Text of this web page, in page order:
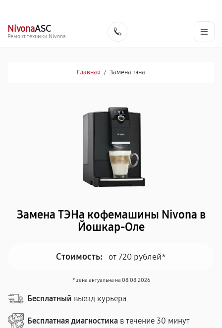
NivonaASC
Ремонт техники Nivona
Главная / Замена тэна
Замена ТЭНа кофемашины Nivona в
Йошкар-Оле
Стоимость: от 720 рублей*
*цена актуальна на 08.08.2026
Бесплатный выезд курьера
Бесплатная диагностика в течение 30 минут